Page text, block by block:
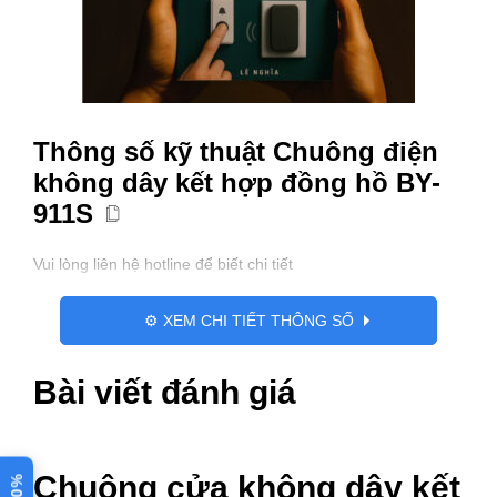
Bài viết đánh giá
Chuông cửa không dây kết
Thông số kỹ thuật Chuông điện
không dây kết hợp đồng hồ BY-
911S
Vui lòng liên hệ hotline để biết chi tiết
⚙️ XEM CHI TIẾT THÔNG SỐ